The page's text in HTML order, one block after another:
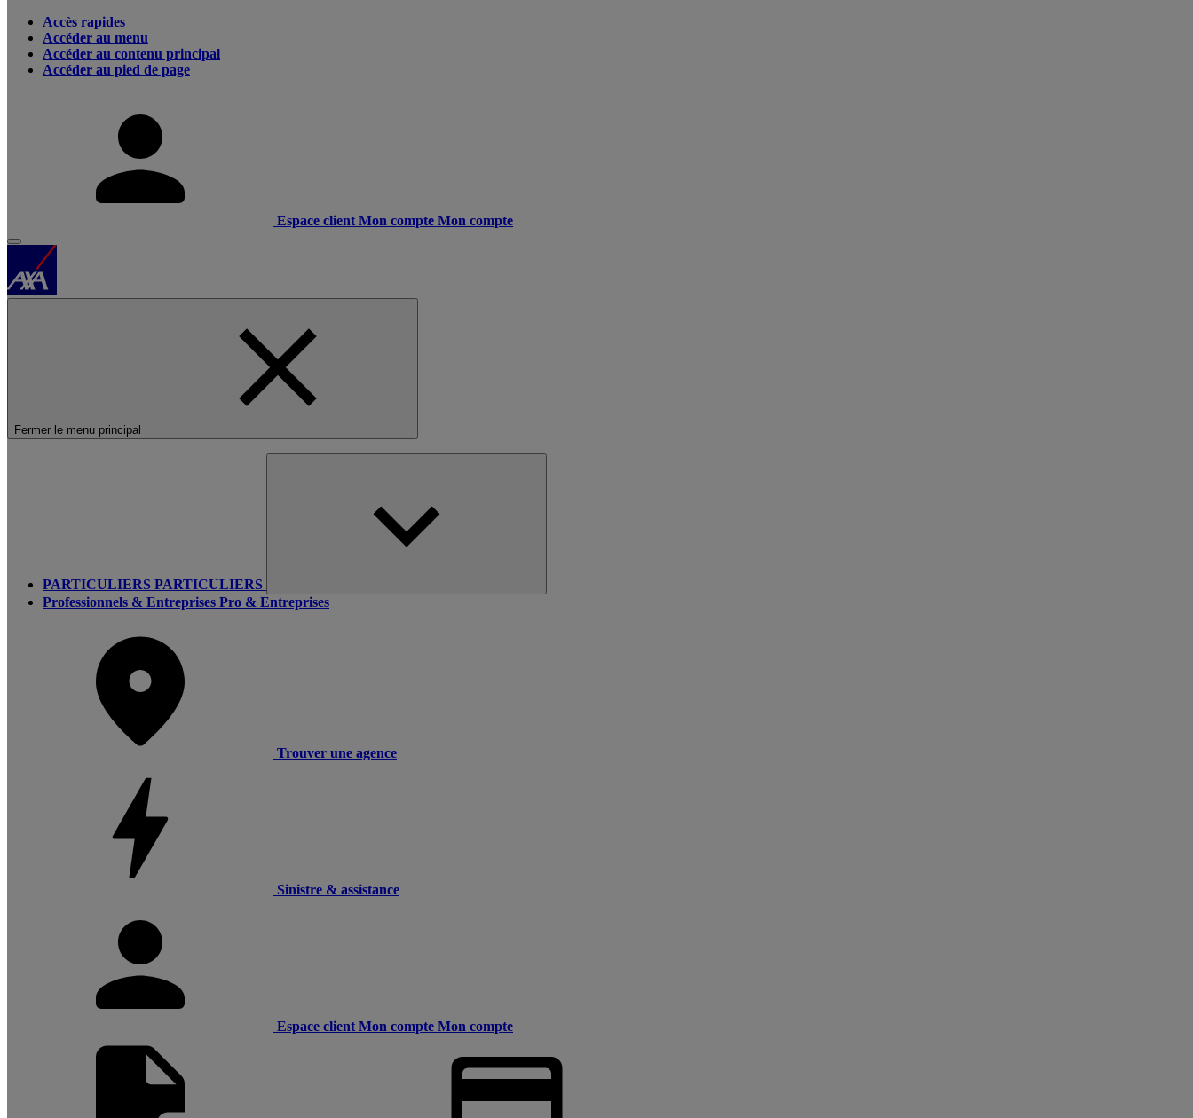
Accès rapides
Accéder au menu
Accéder au contenu principal
Accéder au pied de page
Espace client Mon compte Mon compte
Fermer le menu principal
PARTICULIERS PARTICULIERS
Professionnels & Entreprises Pro & Entreprises
Trouver une agence
Sinistre & assistance
Espace client Mon compte Mon compte